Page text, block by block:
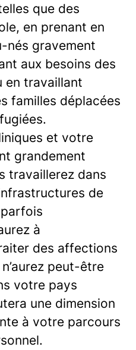
que des
en prenant en
nés gravement
aux besoins des
en travaillant
familles déplacées
et votre
grandement
travaillerez dans
de
à
des affections
peut-être
votre pays
une dimension
à votre parcours